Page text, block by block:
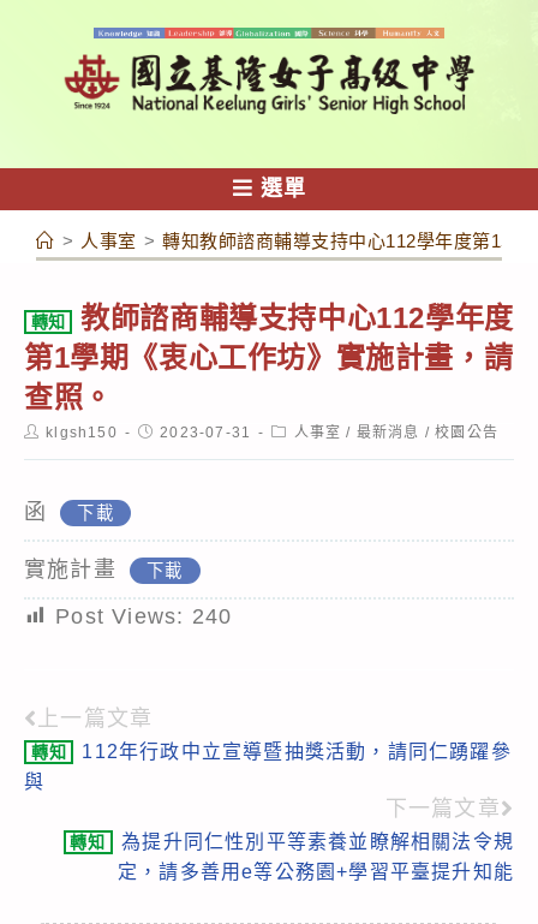
容
選單
> 人事室 > 轉知教師諮商輔導支持中心112學年度第1學
轉知
教師諮商輔導支持中心112學年度
第1學期《衷心工作坊》實施計畫，請
查照。
Postklgsh150
Post2023-07-31
Post人事室 / 最新消息 / 校園公告
函 下載
實施計畫 下載
Post Views: 240
Read
more
上一篇文章
轉知
112年行政中立宣導暨抽獎活動，請同仁踴躍參
與
下一篇文章
轉知
為提升同仁性別平等素養並瞭解相關法令規
定，請多善用e等公務園+學習平臺提升知能